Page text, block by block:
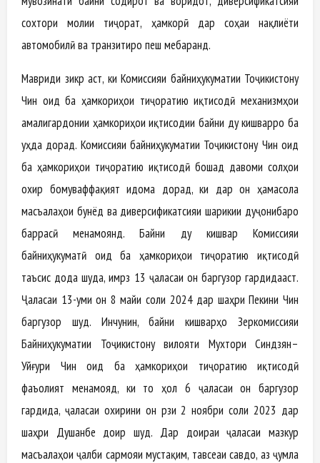
сохтори молии тиҷорат, ҳамкорӣ дар соҳаи нақлиёти
автомобилӣ ва транзитиро пеш мебаранд.
Мавриди зикр аст, ки Комиссияи байниҳукуматии Тоҷикистону
Чин оид ба ҳамкориҳои тиҷоратию иқтисодӣ механизмҳои
амалигардонии ҳамкориҳои иқтисодии байни ду кишварро ба
уҳда дорад. Комиссияи байниҳукуматии Тоҷикистону Чин оид
ба ҳамкориҳои тиҷоратию иқтисодӣ бошад давоми солҳои
охир бомуваффақият идома дорад, ки дар он ҳамасола
масъалаҳои бунёд ва диверсификатсияи шарикии дуҷонибаро
баррасӣ менамоянд. Байни ду кишвар Комиссияи
байниҳукуматӣ оид ба ҳамкориҳои тиҷоратию иқтисодӣ
таъсис дода шуда, имрӯз 13 ҷаласаи он баргузор гардидааст.
Ҷаласаи 13-уми он 8 майи соли 2024 дар шаҳри Пекини Чин
баргузор шуд. Инчунин, байни кишварҳо Зеркомиссияи
Байниҳукуматии Тоҷикистону вилояти Мухтори Синдзян–
Уйғури Чин оид ба ҳамкориҳои тиҷоратию иқтисодӣ
фаъолият менамояд, ки то ҳол 6 ҷаласаи он баргузор
гардида, ҷаласаи охирини он рӯзи 2 ноябри соли 2023 дар
шаҳри Душанбе доир шуд. Дар доираи ҷаласаи мазкур
масъалаҳои ҷалби сармояи мустақим, тавсеаи савдо, аз ҷумла